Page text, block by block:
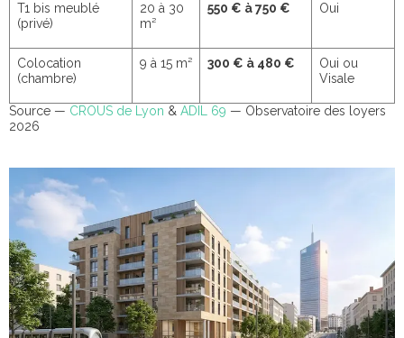
T1 bis meublé
(privé)
20 à 30
m²
550 € à 750 € Oui
Colocation
(chambre)
9 à 15 m² 300 € à 480 €
Oui ou
Visale
Source — CROUS de Lyon & ADIL 69 — Observatoire des loyers
2026